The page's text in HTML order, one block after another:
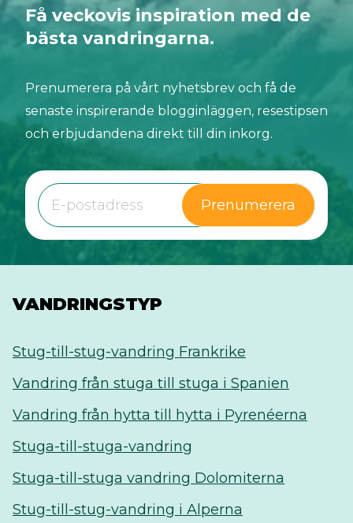
Få veckovis inspiration med de
bästa vandringarna.
Prenumerera på vårt nyhetsbrev och få de
senaste inspirerande blogginläggen, resestipsen
och erbjudandena direkt till din inkorg.
Prenumerera
VANDRINGSTYP
Stug-till-stug-vandring Frankrike
Vandring från stuga till stuga i Spanien
Vandring från hytta till hytta i Pyrenéerna
Stuga-till-stuga-vandring
Stuga-till-stuga vandring Dolomiterna
Stug-till-stug-vandring i Alperna